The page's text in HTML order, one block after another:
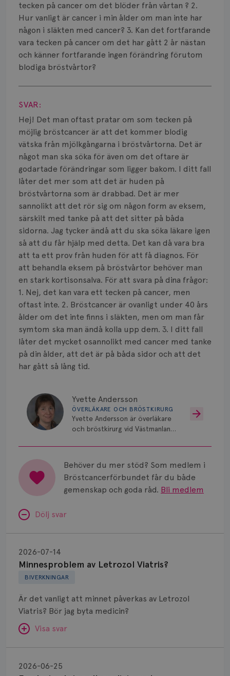
tecken på cancer om det blöder från vårtan ? 2.
Hur vanligt är cancer i min ålder om man inte har
någon i släkten med cancer? 3. Kan det fortfarande
vara tecken på cancer om det har gått 2 år nästan
och känner fortfarande ingen förändring förutom
blodiga bröstvårtor?
Visa svar
SVAR:
Hej! Det man oftast pratar om som tecken på
möjlig bröstcancer är att det kommer blodig
vätska från mjölkgångarna i bröstvårtorna. Det är
något man ska söka för även om det oftare är
godartade förändringar som ligger bakom. I ditt fall
låter det mer som att det är huden på
bröstvårtorna som är drabbad. Det är mer
sannolikt att det rör sig om någon form av eksem,
särskilt med tanke på att det sitter på båda
sidorna. Jag tycker ändå att du ska söka läkare igen
så att du får hjälp med detta. Det kan då vara bra
att ta ett prov från huden för att få diagnos. För
att behandla eksem på bröstvårtor behöver man
en stark kortisonsalva. För att svara på dina frågor:
1. Nej, det kan vara ett tecken på cancer, men
oftast inte. 2. Bröstcancer är ovanligt under 40 års
ålder om det inte finns i släkten, men om man får
symtom ska man ändå kolla upp dem. 3. I ditt fall
låter det mycket osannolikt med cancer med tanke
på din ålder, att det är på båda sidor och att det
har gått så lång tid.
Yvette Andersson
ÖVERLÄKARE OCH BRÖSTKIRURG
Yvette Andersson är överläkare
och bröstkirurg vid Västmanlands
Behöver du mer stöd? Som medlem i
Bröstcancerförbundet får du både
gemenskap och goda råd. Bli medlem
Dölj svar
BIVERKNINGAR
Minnesproblem av Letrozol Viatris?
2026-07-14
Är det vanligt att minnet påverkas av Letrozol
Viatris? Bör jag byta medicin?
Visa svar
SVAR:
Letrozol
Viatris?
2026-06-25
kring
Prognos
Risker
Spridd bröstcancer